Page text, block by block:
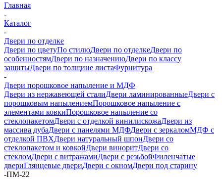
Главная
-
Каталог
-
Двери по отделке
Двери по цветуПо стилюДвери по отделкеДвери по
особенностямДвери по назначениюДвери по классу
защитыДвери по толщине листаФурнитура
-
Двери порошковое напыление и МДФ
Двери из нержавеющей сталиДвери ламинированныеДвери с
порошковым напылениемПорошковое напыление с
элементами ковкиПорошковое напыление со
стеклопакетомДвери с отделкой винилискожаДвери из
массива дубаДвери с панелями МДФДвери с зеркаломМДФ с
отделкой ПВХДвери натуральный шпонДвери со
стеклопакетом и ковкойДвери виноритДвери со
стекломДвери с витражамиДвери с резьбойФиленчатые
двериГлянцевые двериДвери с окномДвери под старину
-ПМ-22